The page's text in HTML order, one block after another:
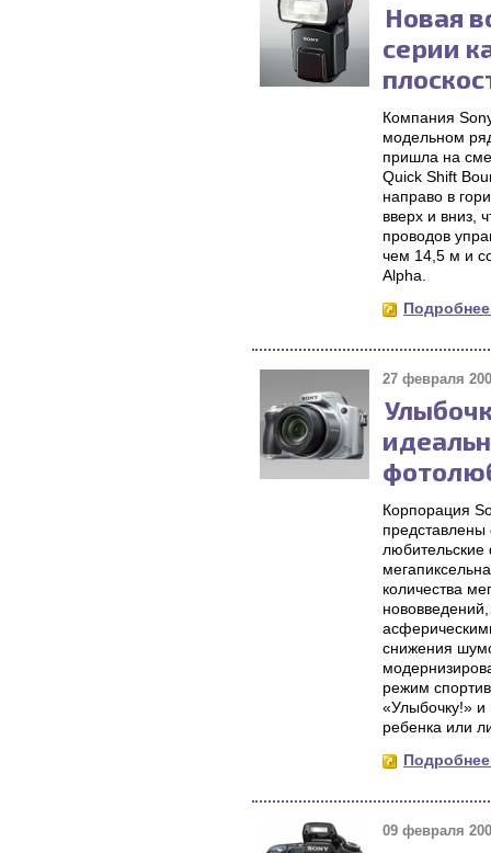
Новая
серии
Компания
модельном
пришла на
Quick Shift
направо в
вверх и вниз,
проводов
чем 14,5 м и
Alpha.
27 февраля
Корпорация
количества
снижения
режим
«Улыбочку!»
ребенка или
09 февраля